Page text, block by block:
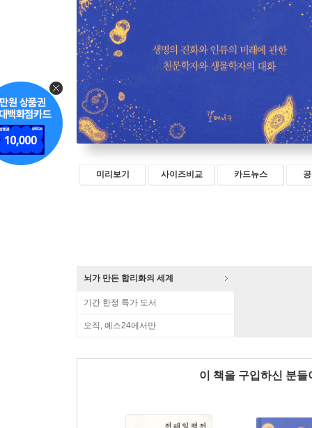
미리보기 사이즈비교 카드뉴스
뇌가 만든 합리화의 세계
기간 한정 특가 도서
오직, 예스24에서만
이 책을 구입하신 분